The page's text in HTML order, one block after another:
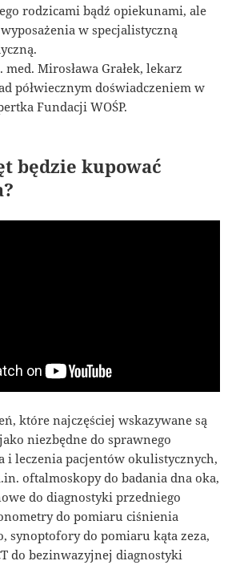
rodzicami bądź opiekunami, ale
w specjalistyczną
Mirosława Grałek, lekarz
półwiecznym doświadczeniem w
Fundacji WOŚP.
będzie kupować
które najczęściej wskazywane są
niezbędne do sprawnego
i leczenia pacjentów okulistycznych,
oftalmoskopy do badania dna oka,
do diagnostyki przedniego
do pomiaru ciśnienia
synoptofory do pomiaru kąta zeza,
do bezinwazyjnej diagnostyki